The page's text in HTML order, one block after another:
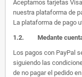
Aceptamos tarjetas
nuestra plataforma de
La plataforma de pago
1.2. Medante
Los pagos con PayPal
siguiendo las
de no pagar el pedido